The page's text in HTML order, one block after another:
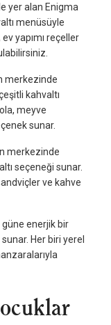
yer alan Enigma
menüsüyle
yapımı reçeller
merkezinde
kahvaltı
meyve
sunar.
merkezinde
seçeneği sunar.
ve kahve
güne enerjik bir
Her biri yerel